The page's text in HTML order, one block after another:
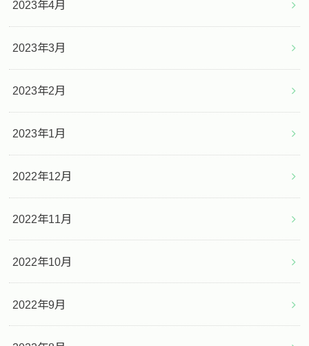
2023年4月
2023年3月
2023年2月
2023年1月
2022年12月
2022年11月
2022年10月
2022年9月